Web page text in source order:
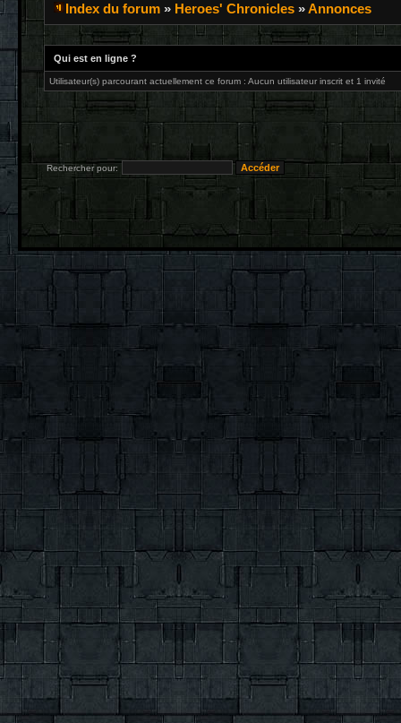
Index du forum » Heroes' Chronicles »Annonces
Qui est en ligne ?
Utilisateur(s) parcourant actuellement ce forum : Aucun utilisateur inscrit et 1 invité
Rechercher pour: